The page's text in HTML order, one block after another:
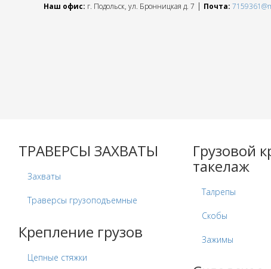
Наш офис: г. Подольск, ул. Бронницкая д. 7 | Почта:
ТРАВЕРСЫ ЗАХВАТЫ
Захваты
Траверсы грузоподъемные
Крепление грузов
Цепные стяжки
Грузовой
такелаж
Талрепы
Скобы
Зажимы